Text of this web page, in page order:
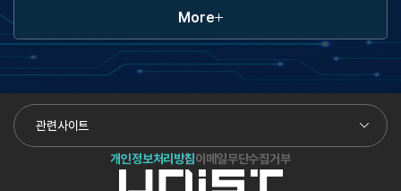
More
개인정보처리방침이메일무단수집거부
관련사이트